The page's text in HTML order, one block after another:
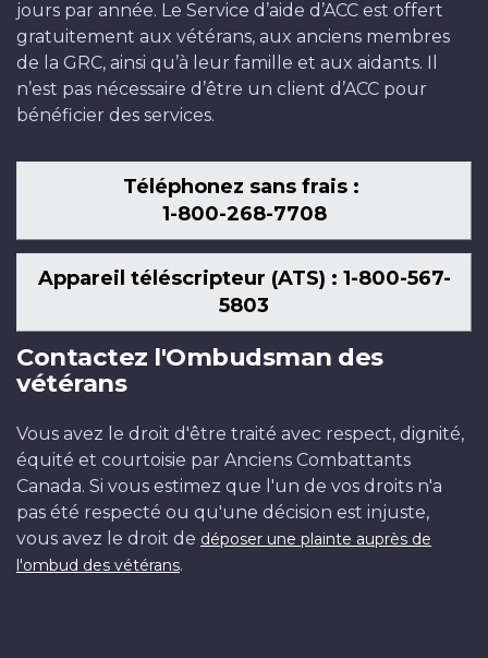
jours par année. Le Service d’aide d’ACC est offert
gratuitement aux vétérans, aux anciens membres
de la GRC, ainsi qu’à leur famille et aux aidants. Il
n’est pas nécessaire d’être un client d’ACC pour
bénéficier des services.
Téléphonez sans frais :
1-800-268-7708
Appareil téléscripteur (ATS) : 1-800-567-
5803
Contactez l'Ombudsman des
vétérans
Vous avez le droit d'être traité avec respect, dignité,
équité et courtoisie par Anciens Combattants
Canada. Si vous estimez que l'un de vos droits n'a
pas été respecté ou qu'une décision est injuste,
vous avez le droit de déposer une plainte auprès de
l'ombud des vétérans.